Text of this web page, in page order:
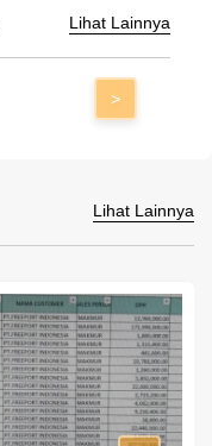
Lihat Lainnya
>
Lihat Lainnya